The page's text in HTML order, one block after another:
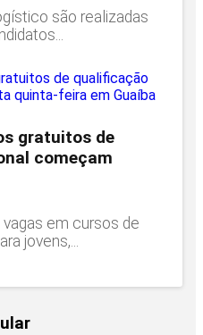
são realizadas
gratuitos de
começam
em cursos de
jovens,...